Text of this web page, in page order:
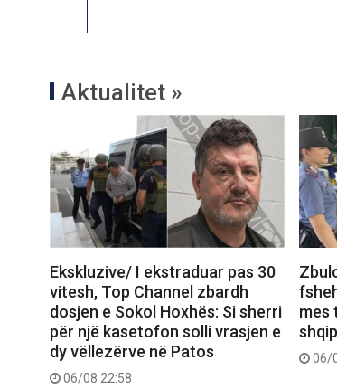
Aktualitet »
Ekskluzive/ I ekstraduar pas 30
vitesh, Top Channel zbardh
dosjen e Sokol Hoxhës: Si sherri
për një kasetofon solli vrasjen e
dy vëllezërve në Patos
06/08 22:58
mes
06/